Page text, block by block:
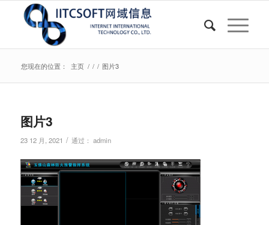
您现在的位置： 主页 / / / 图片3
图片3
23 12 月, 2021 / 通过： admin